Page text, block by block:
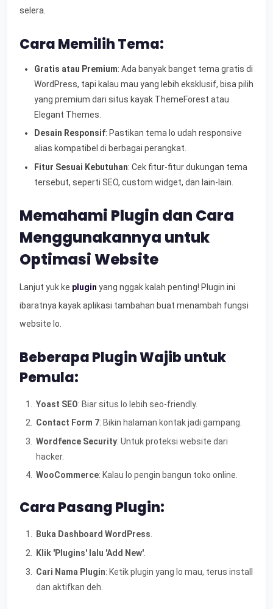
selera.
Cara Memilih Tema:
Gratis atau Premium: Ada banyak banget tema gratis di
WordPress, tapi kalau mau yang lebih eksklusif, bisa pilih
yang premium dari situs kayak ThemeForest atau
Elegant Themes.
Desain Responsif: Pastikan tema lo udah responsive
alias kompatibel di berbagai perangkat.
Fitur Sesuai Kebutuhan: Cek fitur-fitur dukungan tema
tersebut, seperti SEO, custom widget, dan lain-lain.
Memahami Plugin dan Cara
Menggunakannya untuk
Optimasi Website
Lanjut yuk ke plugin yang nggak kalah penting! Plugin ini
ibaratnya kayak aplikasi tambahan buat menambah fungsi
website lo.
Beberapa Plugin Wajib untuk
Pemula:
Yoast SEO: Biar situs lo lebih seo-friendly.
Contact Form 7: Bikin halaman kontak jadi gampang.
Wordfence Security: Untuk proteksi website dari
hacker.
WooCommerce: Kalau lo pengin bangun toko online.
Cara Pasang Plugin:
Buka Dashboard WordPress.
Klik 'Plugins' lalu 'Add New'
Cari Nama Plugin: Ketik plugin yang lo mau, terus install
dan aktifkan deh.